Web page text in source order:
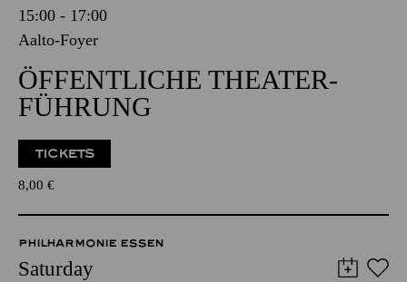
15:00 - 17:00
Aalto-Foyer
ÖFFENTLICHE THEATER­
FÜHRUNG
TICKETS
8,00 €
PHILHARMONIE ESSEN
Saturday